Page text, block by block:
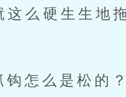
么硬生生地
怎么是松的？